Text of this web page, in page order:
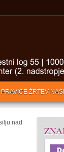
PRAVICE ŽRTEV
nad